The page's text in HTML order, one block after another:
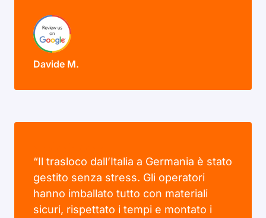
Davide M.
“Il trasloco dall’Italia a Germania è stato
gestito senza stress. Gli operatori
hanno imballato tutto con materiali
sicuri, rispettato i tempi e montato i